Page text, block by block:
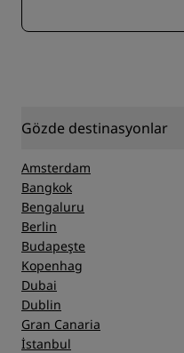
Gözde destinasyonlar
Amsterdam
Bangkok
Bengaluru
Berlin
Budapeşte
Kopenhag
Dubai
Dublin
Gran Canaria
İstanbul